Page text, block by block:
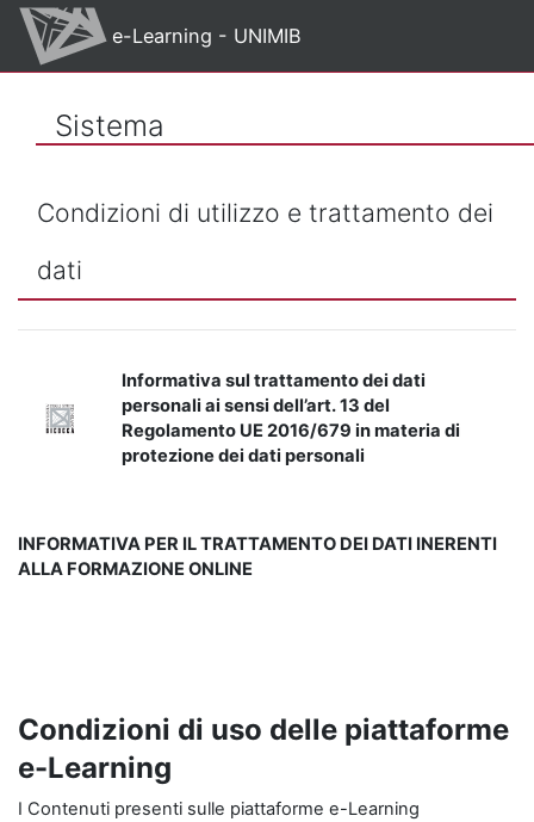
Vai al contenuto principale
e-Learning - UNIMIB
Sistema
Condizioni di utilizzo e trattamento dei
dati
Informativa sul trattamento dei dati
personali ai sensi dell’art. 13 del
Regolamento UE 2016/679 in materia di
protezione dei dati personali
INFORMATIVA PER IL TRATTAMENTO DEI DATI INERENTI
ALLA FORMAZIONE ONLINE
Condizioni di uso delle piattaforme
e-Learning
I Contenuti presenti sulle piattaforme e-Learning